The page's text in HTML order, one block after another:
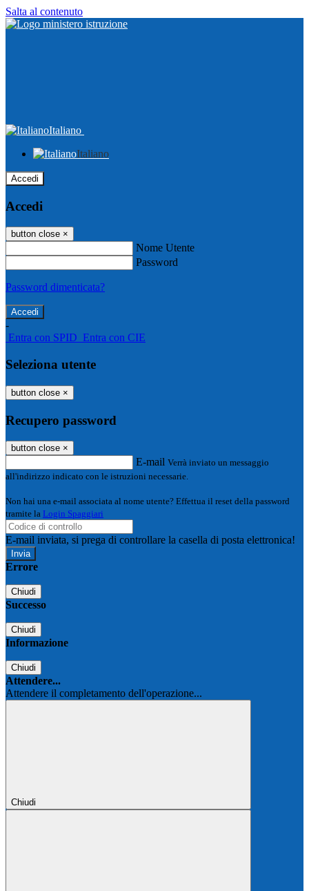
Salta al contenuto
Italiano
Italiano
Accedi
Accedi
button close ×
Nome Utente
Password
Password dimenticata?
-
Entra con SPID Entra con CIE
Seleziona utente
button close ×
Recupero password
button close ×
E-mail Verrà inviato un messaggio
all'indirizzo indicato con le istruzioni necessarie.
Non hai una e-mail associata al nome utente? Effettua il reset della password
tramite la Login Spaggiari
E-mail inviata, si prega di controllare la casella di posta elettronica!
Errore
Chiudi
Successo
Chiudi
Informazione
Chiudi
Attendere...
Attendere il completamento dell'operazione...
Chiudi